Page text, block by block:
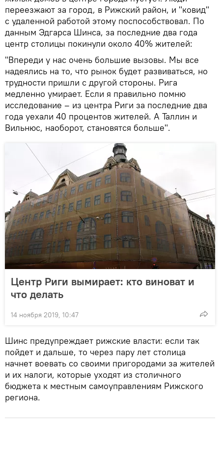
переезжают за город, в Рижский район, и "ковид"
с удаленной работой этому поспособствовал. По
данным Эдгарса Шинса, за последние два года
центр столицы покинули около 40% жителей:
"Впереди у нас очень большие вызовы. Мы все
надеялись на то, что рынок будет развиваться, но
трудности пришли с другой стороны. Рига
медленно умирает. Если я правильно помню
исследование – из центра Риги за последние два
года уехали 40 процентов жителей. А Таллин и
Вильнюс, наоборот, становятся больше".
Центр Риги вымирает: кто виноват и
что делать
14 ноября 2019, 10:47
Шинс предупреждает рижские власти: если так
пойдет и дальше, то через пару лет столица
начнет воевать со своими пригородами за жителей
и их налоги, которые уходят из столичного
бюджета к местным самоуправлениям Рижского
региона.